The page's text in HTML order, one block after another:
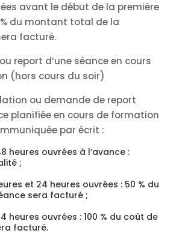
avant le début de la première
du montant total de la
facturé.
report d’une séance en cours
(hors cours du soir)
ou demande de report
planifiée en cours de formation
par écrit :
heures ouvrées à l’avance :
;
et 24 heures ouvrées : 50 % du
sera facturé ;
heures ouvrées : 100 % du coût de
facturé.